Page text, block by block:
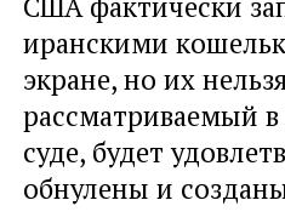
иранскими
экране, но их
рассматриваемый
суде, будет
обнулены и